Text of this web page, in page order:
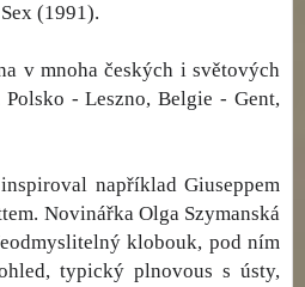
(1991).
v mnoha českých i světových
- Leszno, Belgie - Gent,
například Giuseppem
Novinářka Olga Szymanská
klobouk, pod ním
typický plnovous s ústy,